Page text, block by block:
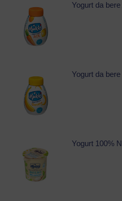
Yogurt da
Yogurt da
Yogurt 100%